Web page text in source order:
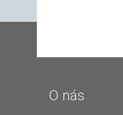
O nás